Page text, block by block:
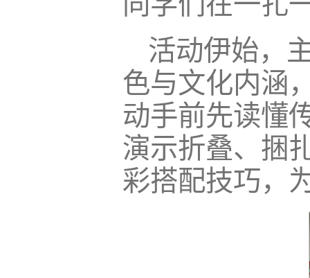
活动伊始，
色与文化内涵
动手前先读懂
演示折叠、捆
彩搭配技巧，